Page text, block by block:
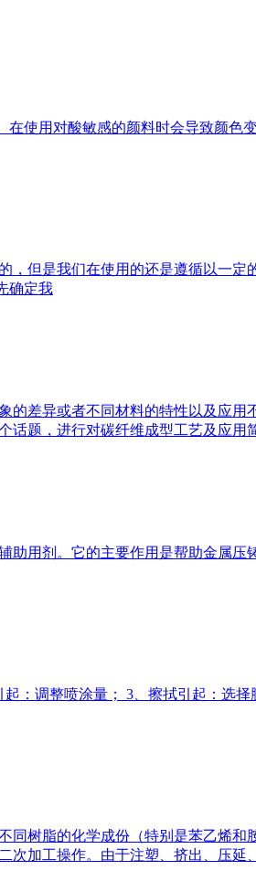
使用对酸敏感的颜料时会导致颜色
但是我们在使用的还是遵循以一
确定我
差异或者不同材料的特性以及应用
话题，进行对碳纤维成型工艺及应用
用剂。它的主要作用是帮助金属
：调整喷涂量； 3、擦拭引起：选
树脂的化学成份（特别是苯乙烯
次加工操作。由于注塑、挤出、压延